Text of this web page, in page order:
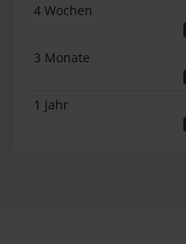
4 Wochen
3 Monate
1 Jahr